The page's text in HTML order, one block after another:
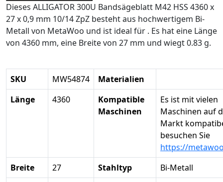
Dieses ALLIGATOR 300U Bandsägeblatt M42 HSS 4360 x
27 x 0,9 mm 10/14 ZpZ besteht aus hochwertigem Bi-
Metall von MetaWoo und ist ideal für . Es hat eine Länge
von 4360 mm, eine Breite von 27 mm und wiegt 0.83 g.
SKU MW54874
Materialien
Länge
4360
Kompatible
Maschinen
Es ist mit vielen
Maschinen auf
Markt
besuchen Sie
https://
Breite
27 Stahltyp
Bi-Metall